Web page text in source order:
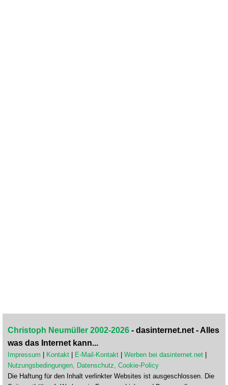
Christoph Neumüller 2002-2026 - dasinternet.net - Alles
was das Internet kann...
Impressum Kontakt E-Mail-Kontakt Werben bei dasinternet.net
Nutzungsbedingungen, Datenschutz, Cookie-Policy
Die Haftung für den Inhalt verlinkter Websites ist ausgeschlossen. Die